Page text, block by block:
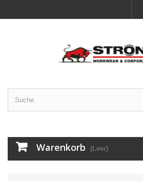
Warenkorb (Leer)